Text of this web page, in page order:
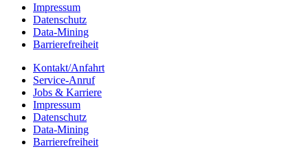
Impres­sum
Daten­schutz
Data-Mining
Barrie­re­frei­heit
Kontakt/​​Anfahrt
Service-Anruf
Jobs & Karriere
Impres­sum
Daten­schutz
Data-Mining
Barrie­re­frei­heit